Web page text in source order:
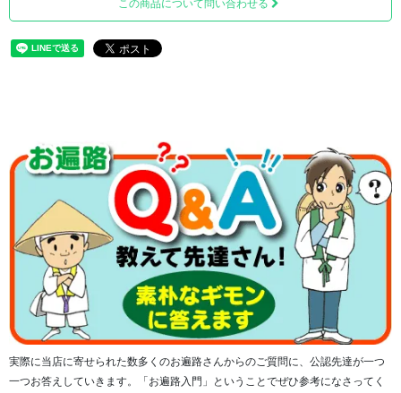
※上画像は収納イメージです。本商品に御朱印は付属しておりません。
ご注意ください。
様々な大きさの御朱印・御城印を収納できるように、クリ
アポケットのサイズは
縦18ｃｍ×横13.5ｃｍとしました。
また、納経・御朱印・御城印など多様な使用目的に合わせ
るために、「外題シール3枚」が付属しております。（御朱
印帳・御城印帳・無地の3種類のシールとなります）
表紙に貼ってご使用いただくと便利です。
この商品について問い合わせる
実際に当店に寄せられた数多くのお遍路さんからのご質問に、公認先達が一つ
一つお答えしていきます。「お遍路入門」ということでぜひ参考になさってく